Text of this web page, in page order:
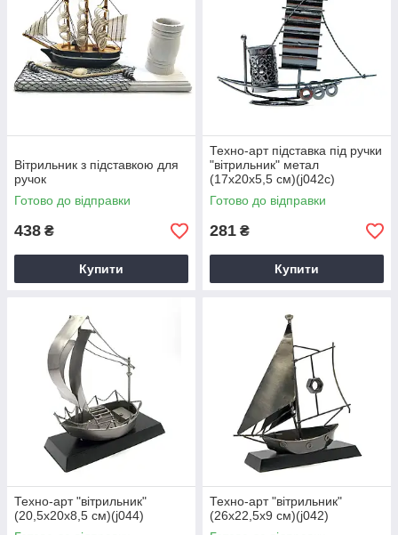
Вітрильник з підставкою для
ручок
Готово до відправки
438 ₴
Купити
Техно-арт підставка під ручки
"вітрильник" метал
(17х20х5,5 см)(j042c)
Готово до відправки
281 ₴
Купити
Техно-арт "вітрильник"
(20,5х20х8,5 см)(j044)
Техно-арт "вітрильник"
(26х22,5х9 см)(j042)